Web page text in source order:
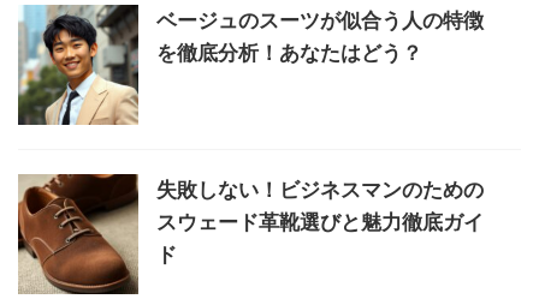
ベージュのスーツが似合う人の特徴
を徹底分析！あなたはどう？
失敗しない！ビジネスマンのための
スウェード革靴選びと魅力徹底ガイ
ド